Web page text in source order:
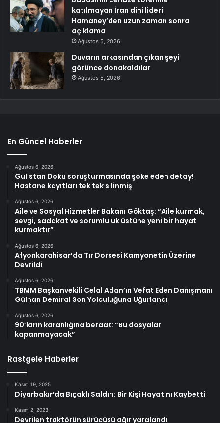
katılmayan İran dini lideri
Hamaney’den uzun zaman sonra
açıklama
Ağustos 5, 2026
Duvarın arkasından çıkan şeyi
görünce donakaldılar
Ağustos 5, 2026
En Güncel Haberler
Ağustos 6, 2026
Gülistan Doku soruşturmasında şoke eden detay!
Hastane kayıtları tek tek silinmiş
Ağustos 6, 2026
Aile ve Sosyal Hizmetler Bakanı Göktaş: “Aile kurmak,
sevgi, sadakat ve sorumluluk üstüne yeni bir hayat
kurmaktır”
Ağustos 6, 2026
Afyonkarahisar’da Tır Dorsesi Kamyonetin Üzerine
Devrildi
Ağustos 6, 2026
TBMM Başkanvekili Celal Adan’ın Vefat Eden Danışmanı
Gülhan Demiral Son Yolculuğuna Uğurlandı
Ağustos 6, 2026
90’ların karanlığına beraat: “Bu dosyalar
kapanmayacak”
Rastgele Haberler
Kasım 19, 2025
Diyarbakır’da Bıçaklı Saldırı: Bir Kişi Hayatını Kaybetti
Kasım 2, 2023
Devrilen traktörün sürücüsü ağır yaralandı